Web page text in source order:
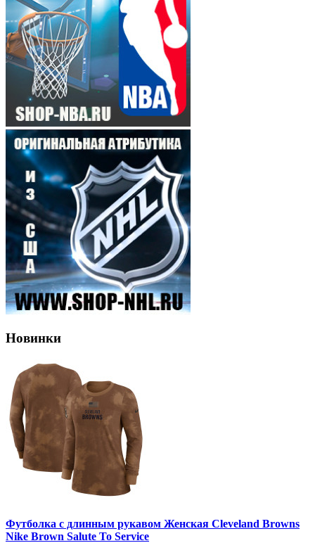
Новинки
Футболка с длинным рукавом Женская Cleveland Browns
Nike Brown Salute To Service